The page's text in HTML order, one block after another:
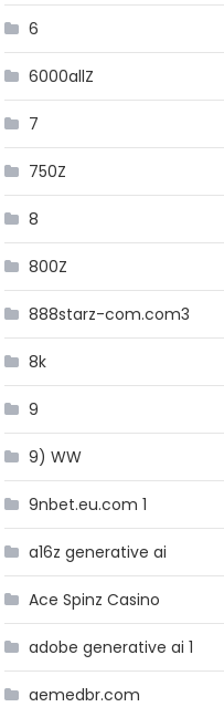
6
6000allZ
7
750Z
8
800Z
888starz-com.com3
8k
9
9) WW
9nbet.eu.com 1
a16z generative ai
Ace Spinz Casino
adobe generative ai 1
aemedbr.com